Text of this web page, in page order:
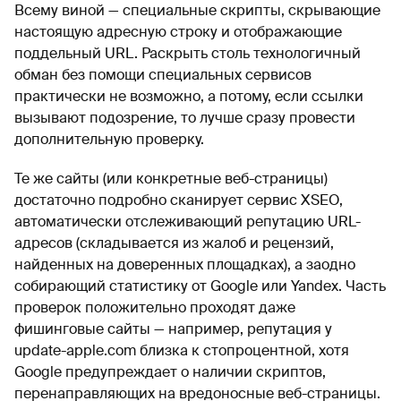
Всему виной — специальные скрипты, скрывающие
настоящую адресную строку и отображающие
поддельный URL. Раскрыть столь технологичный
обман без помощи специальных сервисов
практически не возможно, а потому, если ссылки
вызывают подозрение, то лучше сразу провести
дополнительную проверку.
Те же сайты (или конкретные веб-страницы)
достаточно подробно сканирует сервис XSEO,
автоматически отслеживающий репутацию URL-
адресов (складывается из жалоб и рецензий,
найденных на доверенных площадках), а заодно
собирающий статистику от Google или Yandex. Часть
проверок положительно проходят даже
фишинговые сайты — например, репутация у
update-apple.com близка к стопроцентной, хотя
Google предупреждает о наличии скриптов,
перенаправляющих на вредоносные веб-страницы.